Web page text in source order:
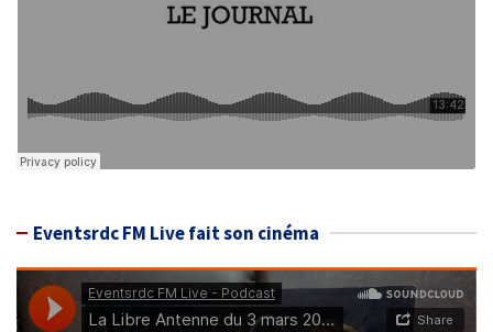
Eventsrdc FM Live fait son cinéma